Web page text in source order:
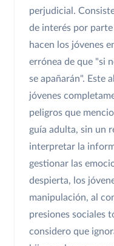
perjudicial.
de interés por
hacen los jóvenes
errónea de que "si
se apañarán". Este
jóvenes
peligros que
guía adulta, sin un
interpretar la
gestionar las
despierta, los
manipulación, al
presiones sociales
considero que